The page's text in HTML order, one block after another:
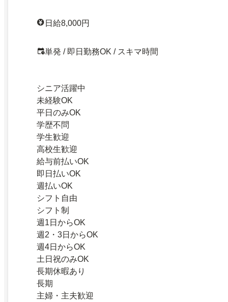
日給8,000円
単発 / 即日勤務OK / スキマ時間
シニア活躍中
未経験OK
平日のみOK
学歴不問
学生歓迎
高校生歓迎
給与前払いOK
即日払いOK
週払いOK
シフト自由
シフト制
週1日からOK
週2・3日からOK
週4日からOK
土日祝のみOK
長期休暇あり
長期
主婦・主夫歓迎